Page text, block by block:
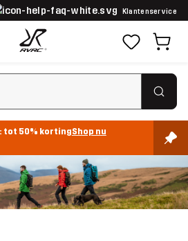
Klantenservice
tot 50% kortingShop nu